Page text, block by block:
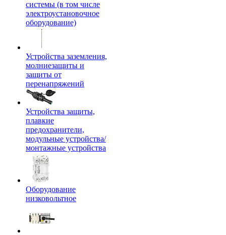
системы (в том числе
электроустановочное
оборудование)
Устройства заземления,
молниезащиты и
защиты от
перенапряжений
Устройства защиты,
плавкие
предохранители,
модульные устройства/
монтажные устройства
Оборудование
низковольтное